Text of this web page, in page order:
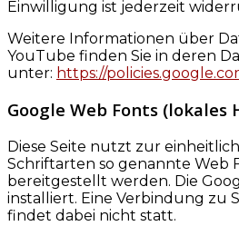
Einwilligung ist jederzeit
Weitere Informationen über
YouTube finden Sie in deren
unter: https://
Google Web Fonts (lokales
Diese Seite nutzt zur
Schriftarten so genannte Web
bereitgestellt werden. Die
installiert. Eine Verbindung zu
findet dabei nicht statt.